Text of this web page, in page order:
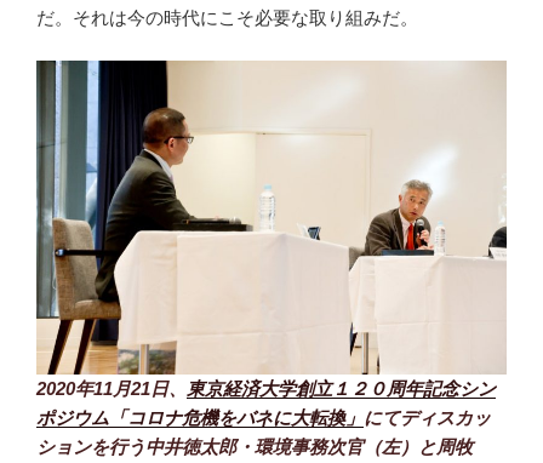
だ。それは今の時代にこそ必要な取り組みだ。
2020年11月21日、
東京経済大学創立１２０周年記念シン
ポジウム「コロナ危機をバネに大転換」 にてディスカッ
ションを行う中井徳太郎・環境事務次官（左）と周牧